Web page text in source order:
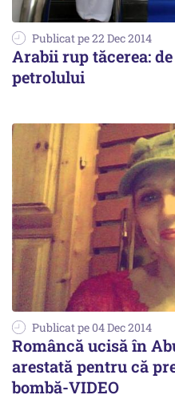
Publicat pe 22 Dec 2014
Arabii rup tăcerea:
petrolului
Publicat pe 04 Dec 2014
Româncă ucisă în
arestată pentru că
bombă-VIDEO